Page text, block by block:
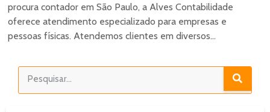
procura contador em São Paulo, a Alves Contabilidade
oferece atendimento especializado para empresas e
pessoas físicas. Atendemos clientes em diversos...